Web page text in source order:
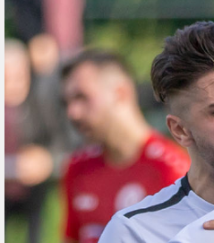
» Wirtschaft
Werbung
Datenschutz
Impressum